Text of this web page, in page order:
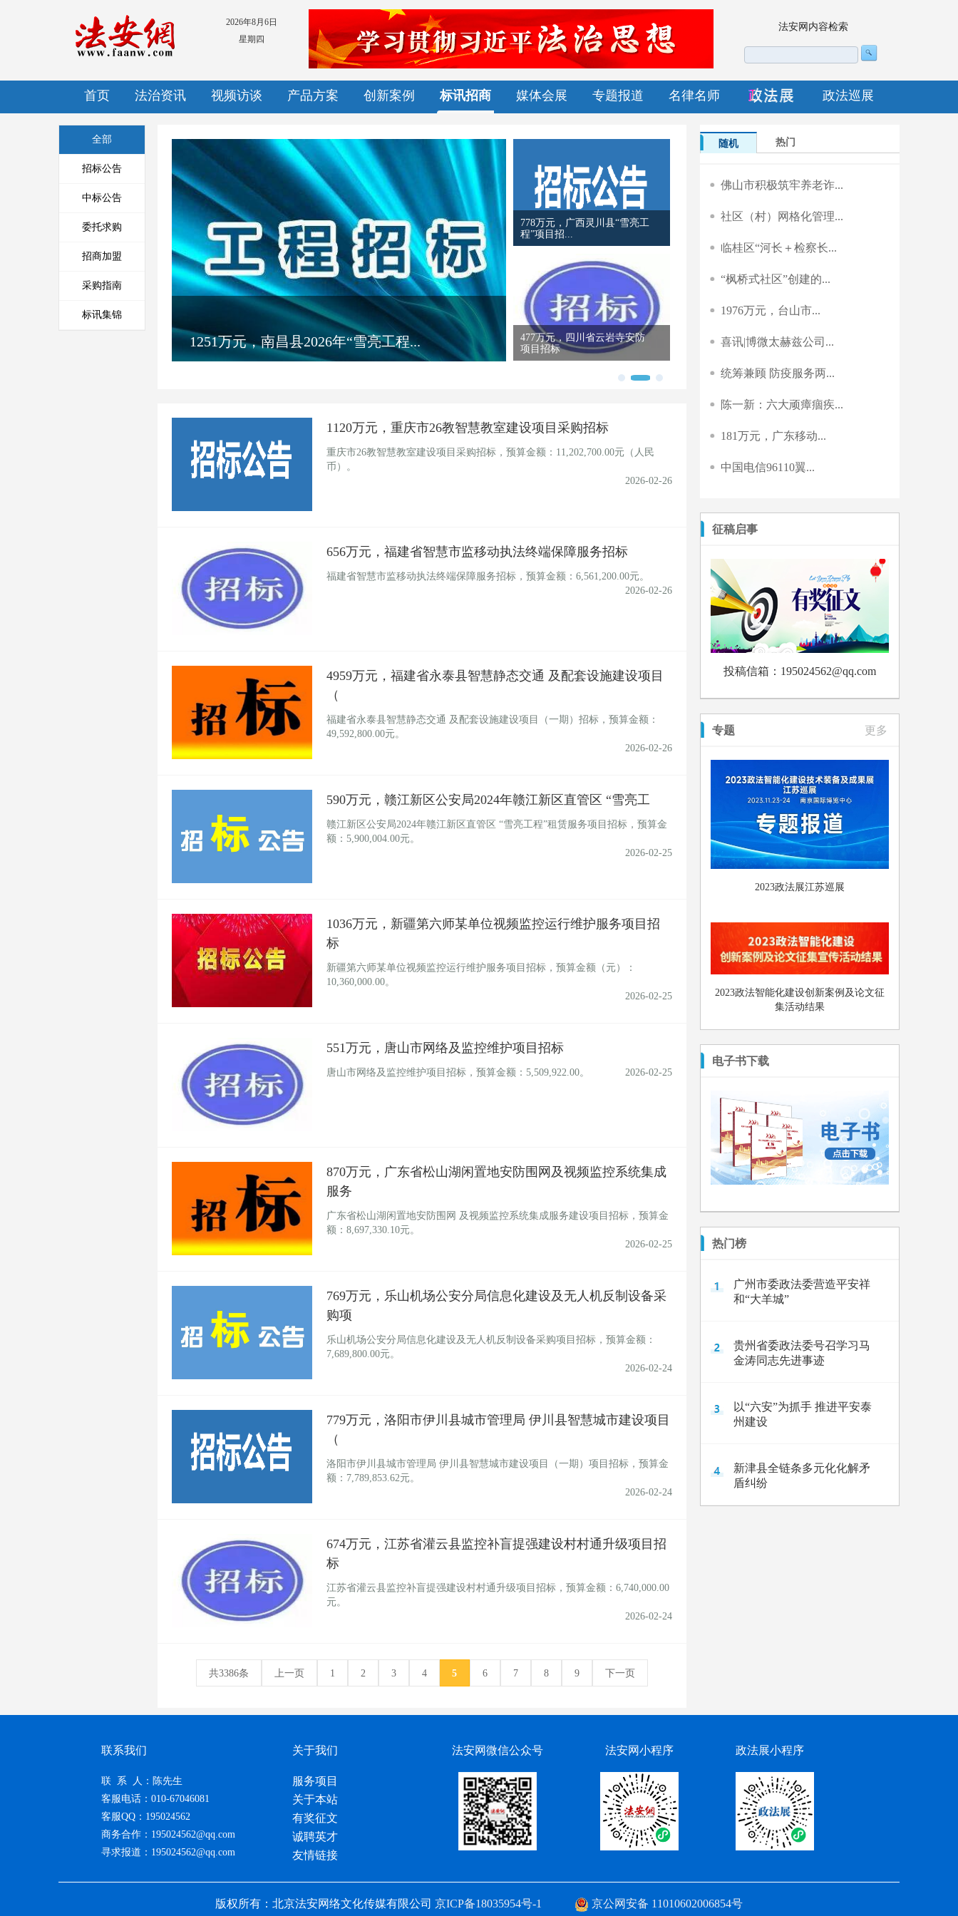
2026年8月6日
星期四
法安网内容检索
首页 法治资讯 视频访谈 产品方案 创新案例 标讯招商 媒体会展 专题报道 名律名师 政法巡展
全部
招标公告
中标公告
委托求购
招商加盟
采购指南
标讯集锦
778万元，广西灵川县“雪亮工
程”项目招...
477万元，四川省云岩寺安防
440万元，共青城市公安局2026年共青...
1300万元，2026年徐圩新区道
路信号...
1369万元，江苏省宝应县公安
局“雪亮工...
1693万元，华宇信息中标桂林市
1120万元，重庆市26教智慧教室建设项目采购招标
重庆市26教智慧教室建设项目采购招标，预算金额：11,202,700.00元（人民
币）。
2026-02-26
656万元，福建省智慧市监移动执法终端保障服务招标
福建省智慧市监移动执法终端保障服务招标，预算金额：6,561,200.00元。
2026-02-26
4959万元，福建省永泰县智慧静态交通 及配套设施建设项目
（
福建省永泰县智慧静态交通 及配套设施建设项目（一期）招标，预算金额：
49,592,800.00元。
2026-02-26
590万元，赣江新区公安局2024年赣江新区直管区 “雪亮工
赣江新区公安局2024年赣江新区直管区 “雪亮工程”租赁服务项目招标，预算金
额：5,900,004.00元。
2026-02-25
1036万元，新疆第六师某单位视频监控运行维护服务项目招
标
新疆第六师某单位视频监控运行维护服务项目招标，预算金额（元）：
10,360,000.00。
2026-02-25
551万元，唐山市网络及监控维护项目招标
唐山市网络及监控维护项目招标，预算金额：5,509,922.00。 2026-02-25
870万元，广东省松山湖闲置地安防围网及视频监控系统集成
服务
广东省松山湖闲置地安防围网 及视频监控系统集成服务建设项目招标，预算金
额：8,697,330.10元。
2026-02-25
769万元，乐山机场公安分局信息化建设及无人机反制设备采
购项
乐山机场公安分局信息化建设及无人机反制设备采购项目招标，预算金额：
7,689,800.00元。
2026-02-24
779万元，洛阳市伊川县城市管理局 伊川县智慧城市建设项目
（
洛阳市伊川县城市管理局 伊川县智慧城市建设项目（一期）项目招标，预算金
额：7,789,853.62元。
2026-02-24
674万元，江苏省灌云县监控补盲提强建设村村通升级项目招
标
江苏省灌云县监控补盲提强建设村村通升级项目招标，预算金额：6,740,000.00
元。
2026-02-24
共3386条 上一页 1 2 3 4 5 6 7 8 9 下一页
随机 热门
佛山市积极筑牢养老诈...
社区（村）网格化管理...
临桂区“河长＋检察长...
“枫桥式社区”创建的...
1976万元，台山市...
喜讯|博微太赫兹公司...
统筹兼顾 防疫服务两...
陈一新：六大顽瘴痼疾...
181万元，广东移动...
中国电信96110翼...
征稿启事
投稿信箱：195024562@qq.com
专题 更多
2023政法展江苏巡展
2023政法智能化建设创新案例及论文征
集活动结果
电子书下载
热门榜
广州市委政法委营造平安祥
和“大羊城”
贵州省委政法委号召学习马
金涛同志先进事迹
以“六安”为抓手 推进平安泰
州建设
新津县全链条多元化化解矛
盾纠纷
联系我们
联 系 人：陈先生
客服电话：010-67046081
客服QQ：195024562
商务合作：195024562@qq.com
寻求报道：195024562@qq.com
关于我们
服务项目
关于本站
有奖征文
诚聘英才
友情链接
法安网微信公众号 法安网小程序 政法展小程序
版权所有：北京法安网络文化传媒有限公司 京ICP备18035954号-1 京公网安备 11010602006854号